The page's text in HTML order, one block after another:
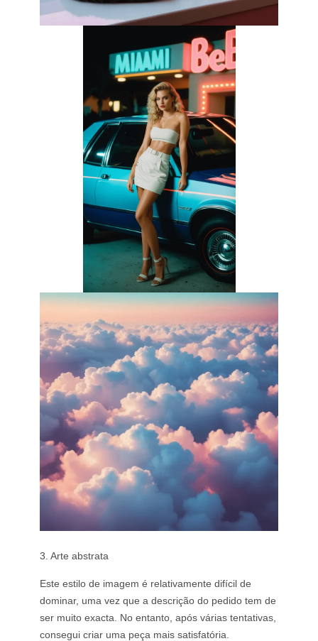
3. Arte abstrata
Este estilo de imagem é relativamente difícil de
dominar, uma vez que a descrição do pedido tem de
ser muito exacta. No entanto, após várias tentativas,
consegui criar uma peça mais satisfatória.